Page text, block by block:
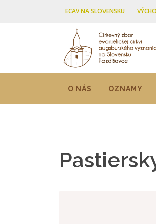
ECAV NA SLOVENSKU
O NÁS OZNAMY